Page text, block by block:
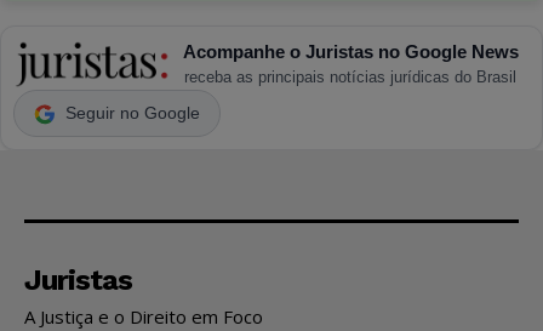
Acompanhe o Juristas no Google News
receba as principais notícias jurídicas do Brasil
Seguir no Google
Juristas
A Justiça e o Direito em Foco